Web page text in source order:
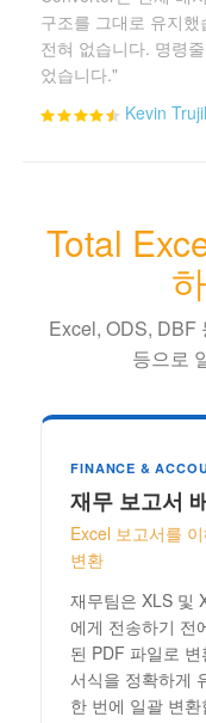
구조를 그대로 유지
전혀 없습니다. 명령
었습니다."
Kevin
Total
Excel, ODS, DBF
등으로
FINANCE &
재무 보고서
Excel 보고서를
변환
재무팀은 XLS 및
에게 전송하기 전
된 PDF 파일로
서식을 정확하게
한 번에 일괄 변환